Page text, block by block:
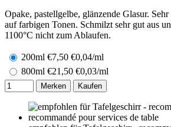
Opake, pastellgelbe, glänzende Glasur.
auf farbigen Tonen. Schmilzt sehr gut aus
1100°C nicht zum Ablaufen.
200ml €7,50 €0,04/ml
800ml €21,50 €0,03/ml
Merken Kaufen